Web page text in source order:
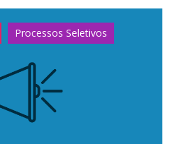
Processos Seletivos